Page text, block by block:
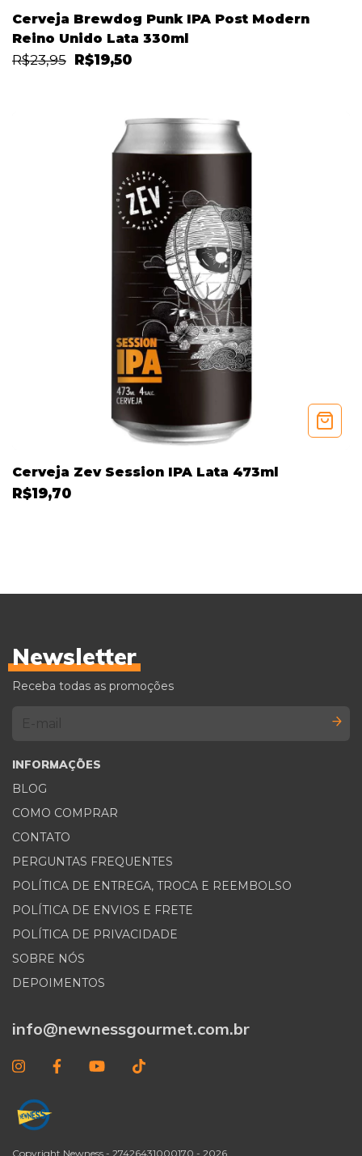
Cerveja Brewdog Punk IPA Post Modern
Reino Unido Lata 330ml
R$23,95 R$19,50
Cerveja Zev Session IPA Lata 473ml
R$19,70
Newsletter
Receba todas as promoções
INFORMAÇÕES
BLOG
COMO COMPRAR
CONTATO
PERGUNTAS FREQUENTES
POLÍTICA DE ENTREGA, TROCA E REEMBOLSO
POLÍTICA DE ENVIOS E FRETE
POLÍTICA DE PRIVACIDADE
SOBRE NÓS
DEPOIMENTOS
info@newnessgourmet.com.br
Copyright Newness - 27426431000170 - 2026